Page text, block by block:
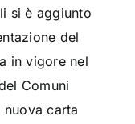
si è aggiunto
del
in vigore nel
Comuni
carta